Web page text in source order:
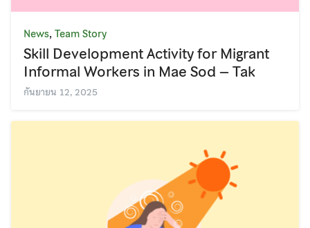
News, Team Story
Skill Development Activity for Migrant
Informal Workers in Mae Sod – Tak
กันยายน 12, 2025